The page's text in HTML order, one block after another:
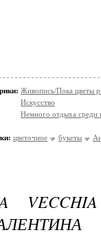
Живопись/Пока цветы
Искусство
Немного отдыха среди
цветочное букеты